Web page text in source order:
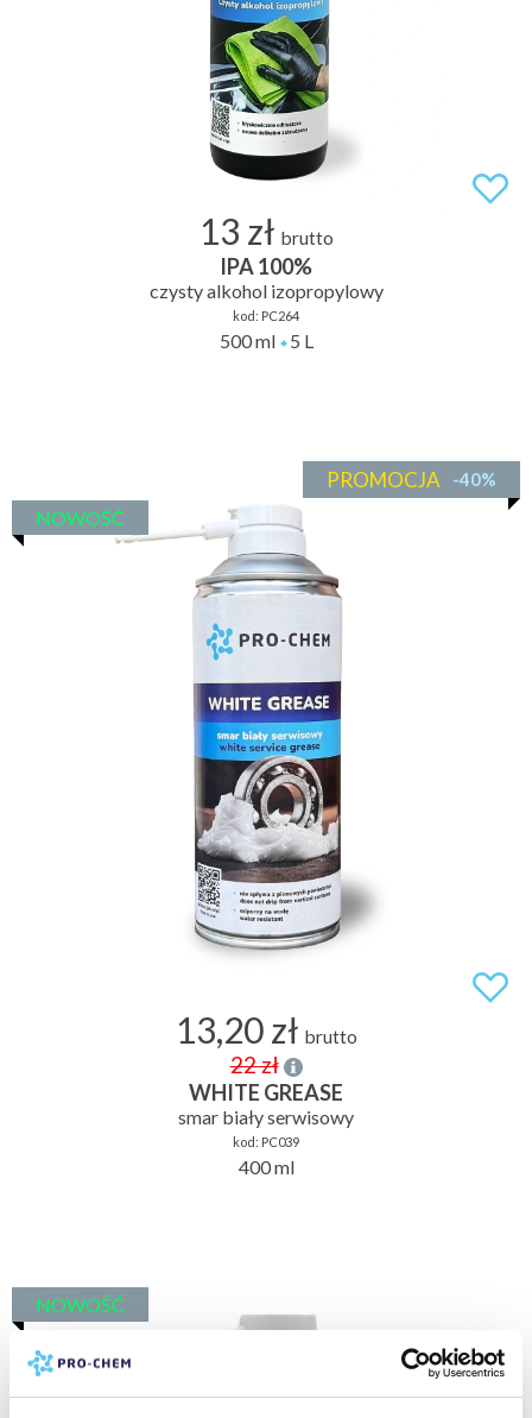
13 zł brutto
IPA 100%
czysty alkohol izopropylowy
kod: PC264
500 ml 5 L
PROMOCJA -40%
NOWOŚĆ
13,20 zł brutto
22 zł
WHITE GREASE
smar biały serwisowy
kod: PC039
400 ml
NOWOŚĆ